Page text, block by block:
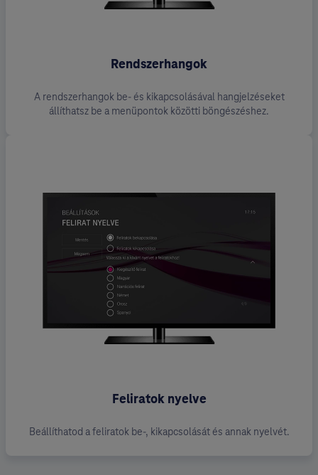
Rendszerhangok
A rendszerhangok be- és kikapcsolásával hangjelzéseket
állíthatsz be a menüpontok közötti böngészéshez.
Feliratok nyelve
Beállíthatod a feliratok be-, kikapcsolását és annak nyelvét.